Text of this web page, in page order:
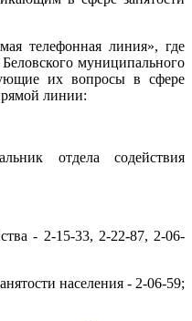
телефонная линия», где
муниципального
их вопросы в сфере
линии:
отдела содействия
- 2-15-33, 2-22-87, 2-06-
населения - 2-06-59;